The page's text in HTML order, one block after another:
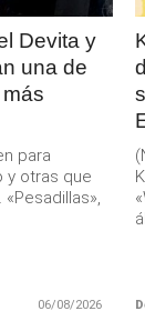
Devita y
una de
para
y otras que
06/08/2026